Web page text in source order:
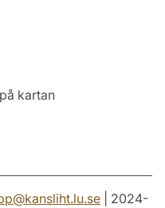
@kansliht.lu.se | 2024-